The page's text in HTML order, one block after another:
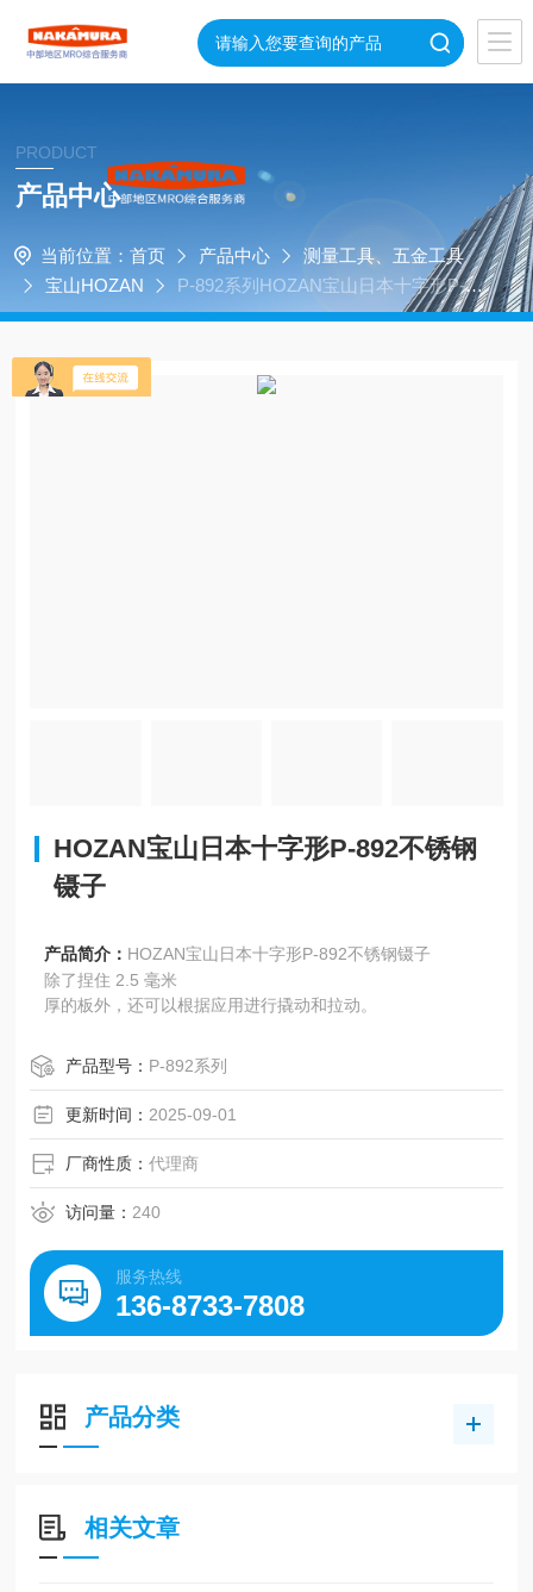
PRODUCT
产品中心
当前位置： 首页 产品中心
测量工具、五金工具
宝山HOZAN
P-892系列HOZAN宝山日本十字形P-89
2不锈钢镊子
HOZAN宝山日本十字形P-892不锈钢
镊子
产品简介： HOZAN宝山日本十字形P-892不锈钢镊子
除了捏住 2.5 毫米
厚的板外，还可以根据应用进行撬动和拉动。
产品型号： P-892系列
更新时间： 2025-09-01
厂商性质：代理商
访问量： 240
服务热线
136-8733-7808
产品分类
相关文章